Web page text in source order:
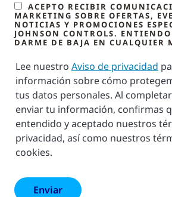
ACEPTO RECIBIR
MARKETING SOBRE OFERTAS,
NOTICIAS Y PROMOCIONES
JOHNSON CONTROLS.
DARME DE BAJA EN CUALQUIER
Lee nuestro Aviso de privacidad
información sobre cómo
tus datos personales. Al
enviar tu información, confirmas
entendido y aceptado nuestros
privacidad, así como nuestros
cookies.